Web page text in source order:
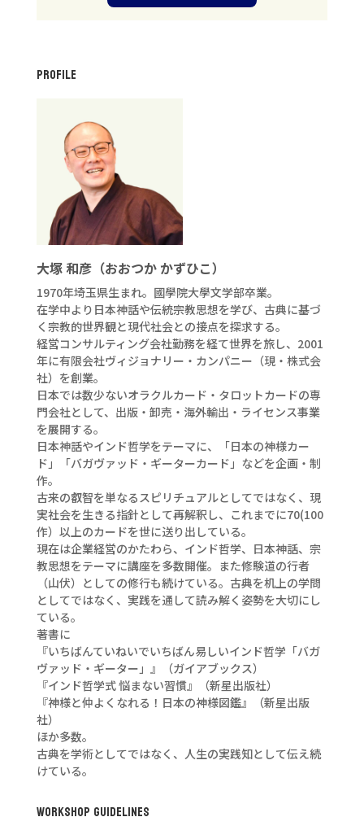
PROFILE
大塚 和彦（おおつか かずひこ）
1970年埼玉県生まれ。國學院大學文学部卒業。
在学中より日本神話や伝統宗教思想を学び、古典に基づ
く宗教的世界観と現代社会との接点を探求する。
経営コンサルティング会社勤務を経て世界を旅し、2001
年に有限会社ヴィジョナリー・カンパニー（現・株式会
社）を創業。
日本では数少ないオラクルカード・タロットカードの専
門会社として、出版・卸売・海外輸出・ライセンス事業
を展開する。
日本神話やインド哲学をテーマに、「日本の神様カー
ド」「バガヴァッド・ギーターカード」などを企画・制
作。
古来の叡智を単なるスピリチュアルとしてではなく、現
実社会を生きる指針として再解釈し、これまでに70(100
作）以上のカードを世に送り出している。
現在は企業経営のかたわら、インド哲学、日本神話、宗
教思想をテーマに講座を多数開催。また修験道の行者
（山伏）としての修行も続けている。古典を机上の学問
としてではなく、実践を通して読み解く姿勢を大切にし
ている。
著書に
『いちばんていねいでいちばん易しいインド哲学「バガ
ヴァッド・ギーター」』（ガイアブックス）
『インド哲学式 悩まない習慣』（新星出版社）
『神様と仲よくなれる！日本の神様図鑑』（新星出版
社）
ほか多数。
古典を学術としてではなく、人生の実践知として伝え続
けている。
WORKSHOP GUIDELINES